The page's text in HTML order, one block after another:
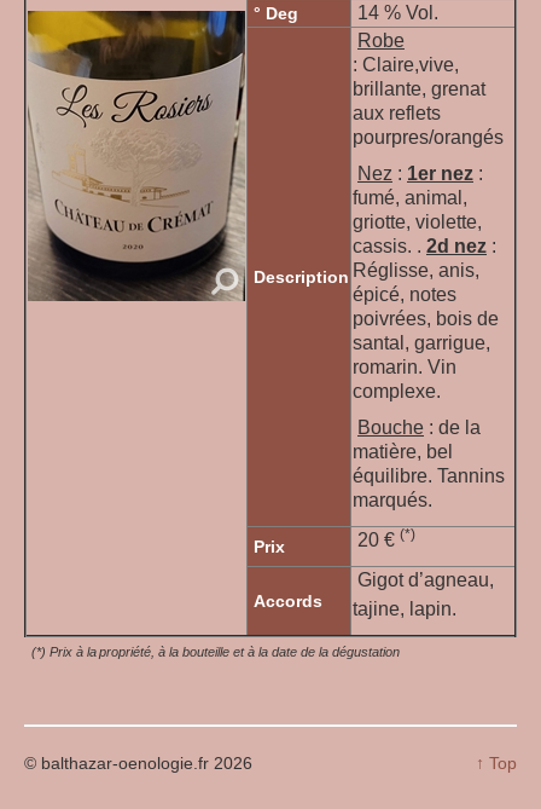
° Deg 14 % Vol.
Description
Robe
: Claire,vive,
brillante, grenat
aux reflets
pourpres/orangés
Nez : 1er nez :
fumé, animal,
griotte, violette,
cassis. . 2d nez :
Réglisse, anis,
épicé, notes
poivrées, bois de
santal, garrigue,
romarin. Vin
complexe.
Bouche : de la
matière, bel
équilibre. Tannins
marqués.
Prix 20 € (*)
Accords
Gigot d’agneau,
tajine, lapin.
(*) Prix à la propriété, à la bouteille et à la date de la dégustation
↑ Top
© balthazar-oenologie.fr 2026